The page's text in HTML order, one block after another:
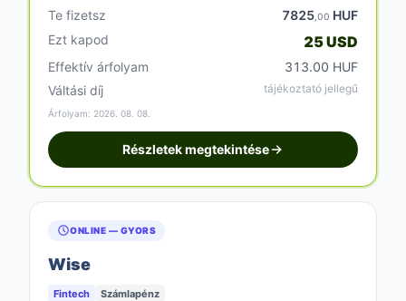
Te fizetsz 7825 ,00 HUF
Ezt kapod
25 USD
Effektív árfolyam
313.00 HUF
Váltási díj
tájékoztató jellegű
Árfolyam: 2026. 08. 08.
Részletek megtekintése
ONLINE — GYORS
Wise
Fintech Számlapénz